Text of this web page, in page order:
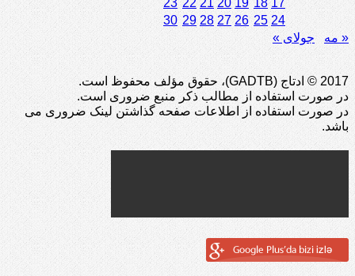
24
25
26
27
28
29
30
« مه
جولای »
2017 © ادتاج (GADTB)، حقوق مؤلف محفوظ است.
در صورت استفاده از مطالب ذکر منبع ضروری است.
در صورت استفاده از اطلاعات صفحه گذاشتن لینک ضروری می
باشد.